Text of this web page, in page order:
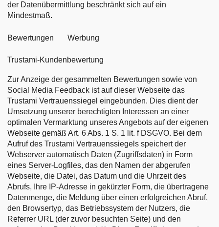
der Datenübermittlung beschränkt sich auf ein
Mindestmaß.
Bewertungen Werbung
Trustami-Kundenbewertung
Zur Anzeige der gesammelten Bewertungen sowie von
Social Media Feedback ist auf dieser Webseite das
Trustami Vertrauenssiegel eingebunden. Dies dient der
Umsetzung unserer berechtigten Interessen an einer
optimalen Vermarktung unseres Angebots auf der eigenen
Webseite gemäß Art. 6 Abs. 1 S. 1 lit. f DSGVO. Bei dem
Aufruf des Trustami Vertrauenssiegels speichert der
Webserver automatisch Daten (Zugriffsdaten) in Form
eines Server-Logfiles, das den Namen der abgerufen
Webseite, die Datei, das Datum und die Uhrzeit des
Abrufs, Ihre IP-Adresse in gekürzter Form, die übertragene
Datenmenge, die Meldung über einen erfolgreichen Abruf,
den Browsertyp, das Betriebssystem der Nutzers, die
Referrer URL (der zuvor besuchten Seite) und den